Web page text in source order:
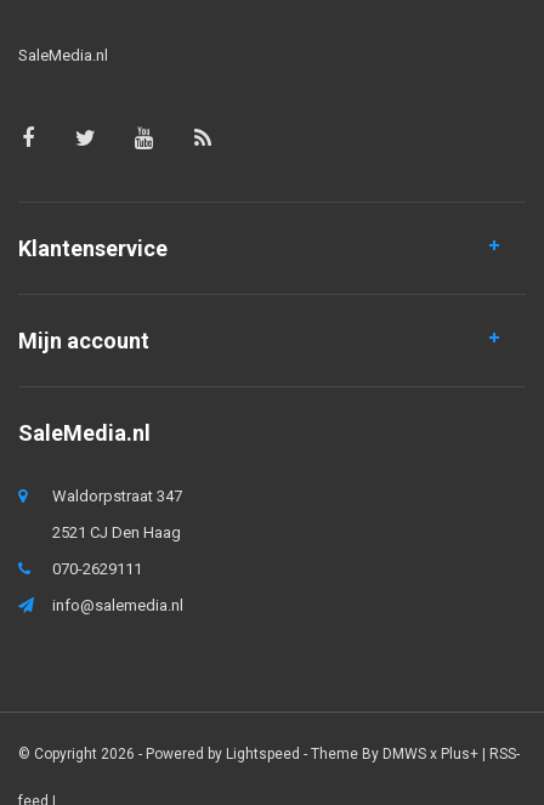
SaleMedia.nl
Klantenservice
Mijn account
SaleMedia.nl
Waldorpstraat 347
2521 CJ Den Haag
070-2629111
info@salemedia.nl
© Copyright 2026 - Powered by Lightspeed - Theme By DMWS x Plus+ | RSS-
feed |